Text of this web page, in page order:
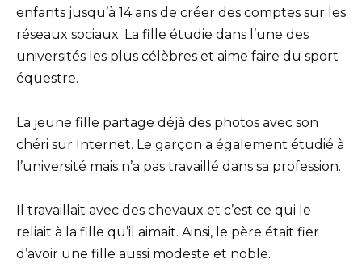
enfants jusqu’à 14 ans de créer des comptes sur les
réseaux sociaux. La fille étudie dans l’une des
universités les plus célèbres et aime faire du sport
équestre.
La jeune fille partage déjà des photos avec son
chéri sur Internet. Le garçon a également étudié à
l’université mais n’a pas travaillé dans sa profession.
Il travaillait avec des chevaux et c’est ce qui le
reliait à la fille qu’il aimait. Ainsi, le père était fier
d’avoir une fille aussi modeste et noble.